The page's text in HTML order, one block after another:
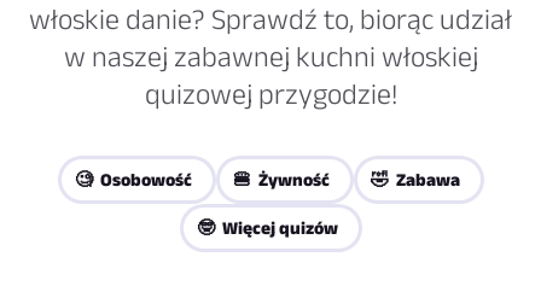
włoskie danie? Sprawdź to, biorąc udział
w naszej zabawnej kuchni włoskiej
quizowej przygodzie!
🧐 Osobowość 🍔 Żywność 🤣 Zabawa
🤓 Więcej quizów